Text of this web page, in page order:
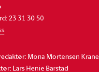
23 31 30 50
Mona Mortensen Krane
Lars Henie Barstad